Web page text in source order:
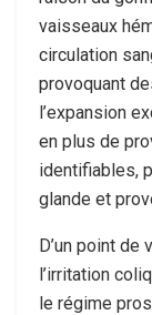
vaisseaux
circulation
provoquant
l’expansion
en plus de
identifiables,
glande et
D’un point de
l’irritation
le régime